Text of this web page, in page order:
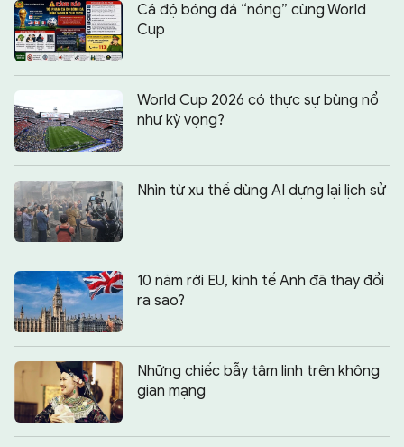
Cá độ bóng đá “nóng” cùng World
Cup
World Cup 2026 có thực sự bùng nổ
như kỳ vọng?
Nhìn từ xu thế dùng AI dựng lại lịch sử
10 năm rời EU, kinh tế Anh đã thay đổi
ra sao?
Những chiếc bẫy tâm linh trên không
gian mạng